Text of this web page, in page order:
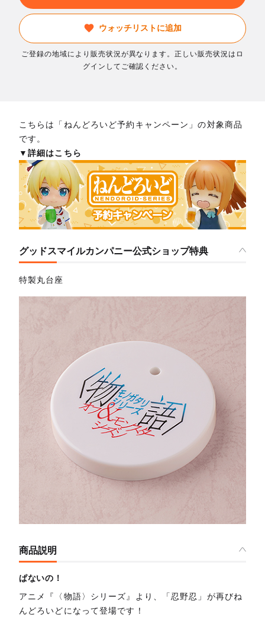
ウォッチリストに追加
ご登録の地域により販売状況が異なります。正しい販売状況はロ
グインしてご確認ください。
こちらは「ねんどろいど予約キャンペーン」の対象商品
です。
▼詳細はこちら
グッドスマイルカンパニー公式ショップ特典
特製丸台座
商品説明
ぱないの！
アニメ『〈物語〉シリーズ』より、「忍野忍」が再びね
んどろいどになって登場です！